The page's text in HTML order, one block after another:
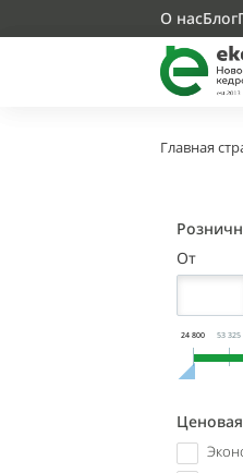
О насБлог
Главная
От
24 800 53 325